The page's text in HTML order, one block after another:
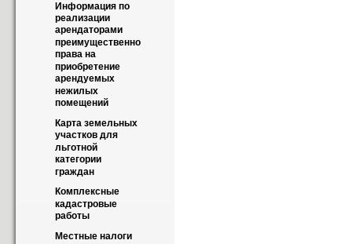
Информация по
реализации
арендаторами
преимущественно
права на
приобретение
арендуемых
нежилых
помещений
Карта земельных
участков для
льготной
категории
граждан
Комплексные
кадастровые
работы
Местные налоги